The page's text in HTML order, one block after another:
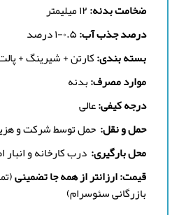
ضخامت بدنه:
درصد جذب آب:
بسته بندی:کارتن + شیرینگ +
موارد مصرف:بدنه
درجه کیفی:عالی
حمل و نقل: حمل توسط شرکت و
محل بارگیری: درب کارخانه و انبار
قیمت: ارزانتر از همه جا تضمینی
بازرگانی سئوسرام)